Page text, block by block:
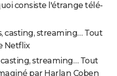
consiste l'étrange télé-
casting, streaming… Tout
Netflix
casting, streaming… Tout
par Harlan Coben